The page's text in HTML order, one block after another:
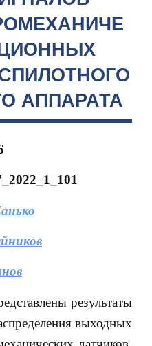
АППАРАТА
результаты
выходных